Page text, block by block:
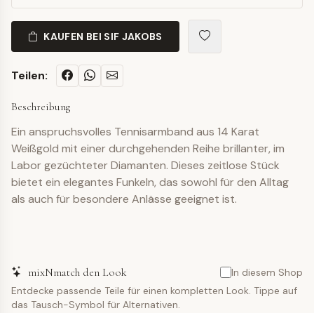
KAUFEN BEI SIF JAKOBS
Teilen:
Beschreibung
Ein anspruchsvolles Tennisarmband aus 14 Karat
Weißgold mit einer durchgehenden Reihe brillanter, im
Labor gezüchteter Diamanten. Dieses zeitlose Stück
bietet ein elegantes Funkeln, das sowohl für den Alltag
als auch für besondere Anlässe geeignet ist.
mixNmatch den Look
In diesem Shop
Entdecke passende Teile für einen kompletten Look. Tippe auf
das Tausch-Symbol für Alternativen.